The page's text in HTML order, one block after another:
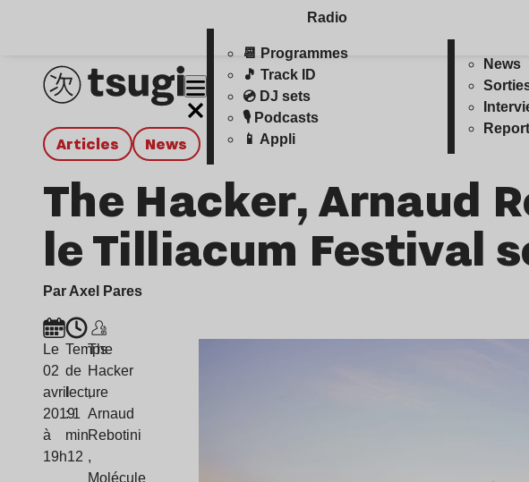
Radio
📆 Programmes
🎵 Track ID
💿 DJ sets
🎙️ Podcasts
📱 Appli
News
Articles news
The Hacker, Arnaud
le Tilliacum Festival
Par Axel Pares
Le
02
avril
2019
à
19h12
Temps
de
lecture
: 1
min
The
Hacker
,
Arnaud
Rebotini
,
Molécule